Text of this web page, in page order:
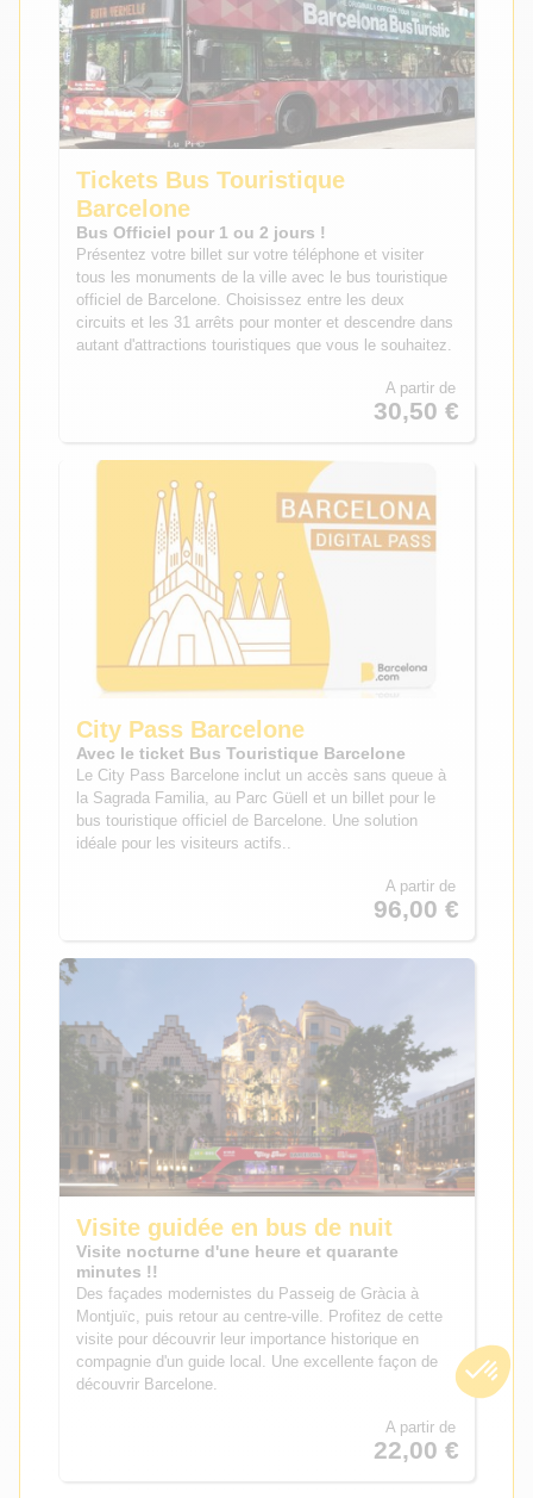
Tickets Bus Touristique
Barcelone
Bus Officiel pour 1 ou 2 jours !
Présentez votre billet sur votre téléphone et visiter
tous les monuments de la ville avec le bus touristique
officiel de Barcelone. Choisissez entre les deux
circuits et les 31 arrêts pour monter et descendre dans
autant d'attractions touristiques que vous le souhaitez.
A partir de
30,50 €
City Pass Barcelone
Avec le ticket Bus Touristique Barcelone
Le City Pass Barcelone inclut un accès sans queue à
la Sagrada Familia, au Parc Güell et un billet pour le
bus touristique officiel de Barcelone. Une solution
idéale pour les visiteurs actifs..
A partir de
96,00 €
Visite guidée en bus de nuit
Visite nocturne d'une heure et quarante
minutes !!
Des façades modernistes du Passeig de Gràcia à
Montjuïc, puis retour au centre-ville. Profitez de cette
visite pour découvrir leur importance historique en
compagnie d'un guide local. Une excellente façon de
découvrir Barcelone.
A partir de
22,00 €